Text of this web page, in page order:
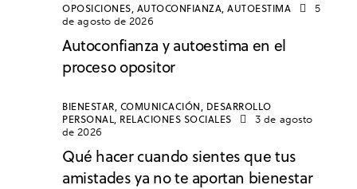
OPOSICIONES, AUTOCONFIANZA, AUTOESTIMA
5
de agosto de 2026
Autoconfianza y autoestima en el
proceso opositor
BIENESTAR, COMUNICACIÓN, DESARROLLO
PERSONAL, RELACIONES SOCIALES
3 de agosto
de 2026
Qué hacer cuando sientes que tus
amistades ya no te aportan bienestar